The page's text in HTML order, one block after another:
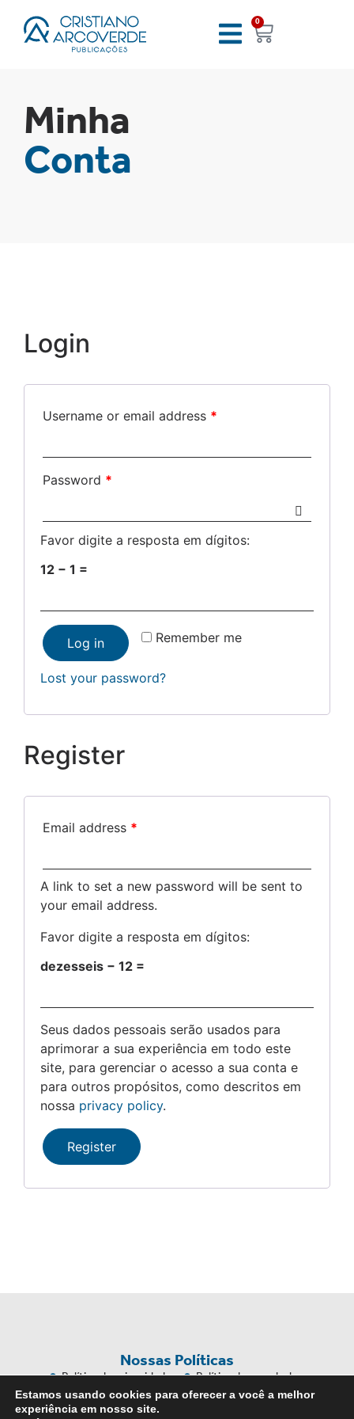
0
Minha
Conta
Login
Username or email address *
Password *
Favor digite a resposta em dígitos:
12 − 1 =
Remember me
Log in
Lost your password?
Register
Email address *
A link to set a new password will be sent to
your email address.
Favor digite a resposta em dígitos:
dezesseis − 12 =
Seus dados pessoais serão usados para
aprimorar a sua experiência em todo este
site, para gerenciar o acesso a sua conta e
para outros propósitos, como descritos em
nossa privacy policy.
Register
Nossas Políticas
Política de privacidade
Política de reembolso
Políticas de trocas e devolução
Termos e Condições
Estamos usando cookies para oferecer a você a melhor
experiência em nosso site.